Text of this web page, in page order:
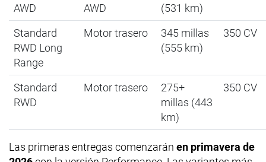
AWD
AWD
(531 km)
Standard
RWD Long
Range
Motor trasero
345 millas
(555 km)
350 CV
Standard
RWD
Motor trasero
275+
millas (443
km)
350 CV
Las primeras entregas comenzarán en primavera de